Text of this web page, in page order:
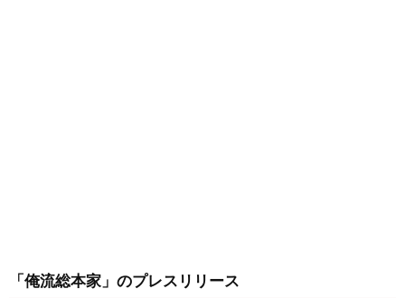
「俺流総本家」 のプレスリリース